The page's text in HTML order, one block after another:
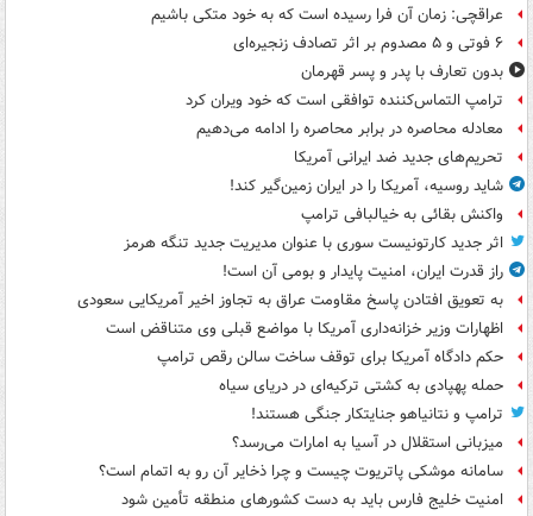
عراقچی: زمان آن فرا رسیده است که به خود متکی باشیم
۶ فوتی و ۵ مصدوم بر اثر تصادف زنجیره‌ای
بدون تعارف با پدر و پسر قهرمان
ترامپ التماس‌کننده توافقی است که خود ویران کرد
معادله محاصره در برابر محاصره را ادامه می‌دهیم
تحریم‌های جدید ضد ایرانی آمریکا
شاید روسیه، آمریکا را در ایران زمین‌گیر کند!
واکنش بقائی به خیالبافی ترامپ
اثر جدید کارتونیست سوری با عنوان مدیریت جدید تنگه هرمز
راز قدرت ایران، امنیت پایدار و بومی آن است!
به تعویق افتادن پاسخ مقاومت عراق به تجاوز اخیر آمریکایی سعودی
اظهارات وزیر خزانه‌داری آمریکا با مواضع قبلی وی متناقض است
حکم دادگاه آمریکا برای توقف ساخت سالن رقص ترامپ
حمله پهپادی به کشتی ترکیه‌ای در دریای سیاه
ترامپ و نتانیاهو جنایتکار جنگی هستند!
میزبانی استقلال در آسیا به امارات می‌رسد؟
سامانه موشکی پاتریوت چیست و چرا ذخایر آن رو به اتمام است؟
امنیت خلیج فارس باید به دست کشورهای منطقه تأمین شود